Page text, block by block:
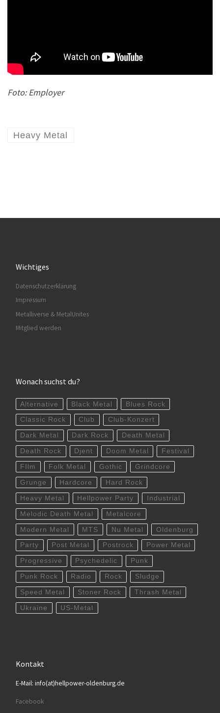
Foto: Employer
Heavy Metal
Wichtiges
Datenschutzerklärung
Impressum
Metalliverse & MetalUnites
Mitglied werden
Wonach suchst du?
Alternative Black Metal Blues Rock
Classic Rock Club Club-Konzert
Dark Metal Dark Rock Death Metal
Death Rock Djent Doom Metal Festival
FIlm Folk Metal Gothic Grindcore
Grunge Hardcore Hard Rock
Heavy Metal Hellpower Party Industrial
Melodic Death Metal Metalcore
Modern Metal MTS Nu Metal Oldenburg
Party Post Metal Postrock Power Metal
Progressive Psychedelic Punk
Punk Rock Radio Rock Sludge
Speed Metal Stoner Rock Thrash Metal
Ukraine US-Metal
Kontakt
E-Mail: info(at)hellpower-oldenburg.de
Facebook